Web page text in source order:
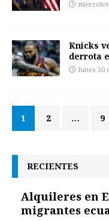
Knicks
derrota
lunes 30
1 2 … 9
RECIENTES
Alquileres en
migrantes